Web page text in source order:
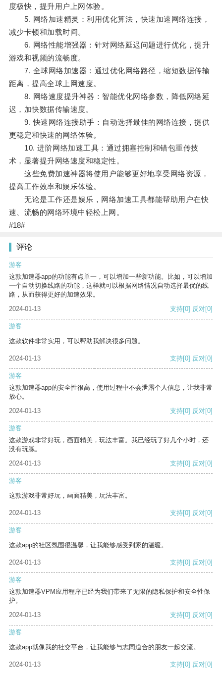
度极快，提升用户上网体验。
5. 网络加速精灵：利用优化算法，快速加速网络连接，
减少卡顿和加载时间。
6. 网络性能增强器：针对网络延迟问题进行优化，提升
游戏和视频的流畅度。
7. 全球网络加速器：通过优化网络路径，缩短数据传输
距离，提高全球上网速度。
8. 网络速度提升神器：智能优化网络参数，降低网络延
迟，加快数据传输速度。
9. 快速网络连接助手：自动选择最佳的网络连接，提供
更稳定和快速的网络体验。
10. 进阶网络加速工具：通过拥塞控制和错包重传技
术，显著提升网络速度和稳定性。
这些免费加速神器将使用户能够更好地享受网络资源，
提高工作效率和娱乐体验。
无论是工作还是娱乐，网络加速工具都能帮助用户在快
速、流畅的网络环境中轻松上网。
#18#
评论
游客
这款加速器app的功能有点单一，可以增加一些新功能。比如，可以增加
一个自动切换线路的功能，这样就可以根据网络情况自动选择最优的线
路，从而获得更好的加速效果。
2024-01-13
支持[0] 反对[0]
游客
这款软件非常实用，可以帮助我解决很多问题。
2024-01-13 支持[0] 反对[0]
游客
这款加速器app的安全性很高，使用过程中不会泄露个人信息，让我非常
放心。
2024-01-13
支持[0] 反对[0]
游客
这款游戏非常好玩，画面精美，玩法丰富。我已经玩了好几个小时，还
没有玩腻。
2024-01-13
支持[0] 反对[0]
游客
这款游戏非常好玩，画面精美，玩法丰富。
2024-01-13 支持[0] 反对[0]
游客
这款app的社区氛围很温馨，让我能够感受到家的温暖。
2024-01-13 支持[0] 反对[0]
游客
这款加速器VPM应用程序已经为我们带来了无限的隐私保护和安全性保
护。
2024-01-13
支持[0] 反对[0]
游客
这款app就像我的社交平台，让我能够与志同道合的朋友一起交流。
2024-01-13 支持[0] 反对[0]